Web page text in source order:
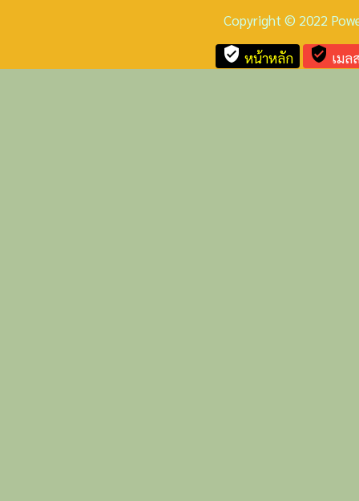
Copyright © 2022
verified_user หน้าหลัก verified_user เมล